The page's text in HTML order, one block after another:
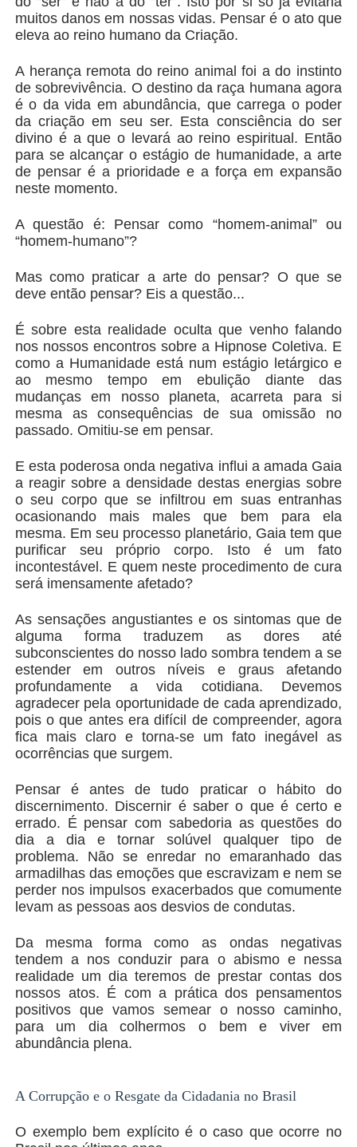
muitos danos em nossas vidas. Pensar é o ato que
eleva ao reino humano da Criação.
A herança remota do reino animal foi a do instinto
de sobrevivência. O destino da raça humana agora
é o da vida em abundância, que carrega o poder
da criação em seu ser. Esta consciência do ser
divino é a que o levará ao reino espiritual. Então
para se alcançar o estágio de humanidade, a arte
de pensar é a prioridade e a força em expansão
neste momento.
A questão é: Pensar como “homem-animal” ou
“homem-humano”?
Mas como praticar a arte do pensar? O que se
deve então pensar? Eis a questão...
É sobre esta realidade oculta que venho falando
nos nossos encontros sobre a Hipnose Coletiva. E
como a Humanidade está num estágio letárgico e
ao mesmo tempo em ebulição diante das
mudanças em nosso planeta, acarreta para si
mesma as consequências de sua omissão no
passado. Omitiu-se em pensar.
E esta poderosa onda negativa influi a amada Gaia
a reagir sobre a densidade destas energias sobre
o seu corpo que se infiltrou em suas entranhas
ocasionando mais males que bem para ela
mesma. Em seu processo planetário, Gaia tem que
purificar seu próprio corpo. Isto é um fato
incontestável. E quem neste procedimento de cura
será imensamente afetado?
As sensações angustiantes e os sintomas que de
alguma forma traduzem as dores até
subconscientes do nosso lado sombra tendem a se
estender em outros níveis e graus afetando
profundamente a vida cotidiana. Devemos
agradecer pela oportunidade de cada aprendizado,
pois o que antes era difícil de compreender, agora
fica mais claro e torna-se um fato inegável as
ocorrências que surgem.
Pensar é antes de tudo praticar o hábito do
discernimento. Discernir é saber o que é certo e
errado. É pensar com sabedoria as questões do
dia a dia e tornar solúvel qualquer tipo de
problema. Não se enredar no emaranhado das
armadilhas das emoções que escravizam e nem se
perder nos impulsos exacerbados que comumente
levam as pessoas aos desvios de condutas.
Da mesma forma como as ondas negativas
tendem a nos conduzir para o abismo e nessa
realidade um dia teremos de prestar contas dos
nossos atos. É com a prática dos pensamentos
positivos que vamos semear o nosso caminho,
para um dia colhermos o bem e viver em
abundância plena.
A Corrupção e o Resgate da Cidadania no Brasil
O exemplo bem explícito é o caso que ocorre no